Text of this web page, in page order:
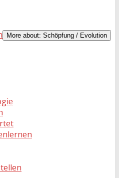
More about: Schöpfung / Evolution